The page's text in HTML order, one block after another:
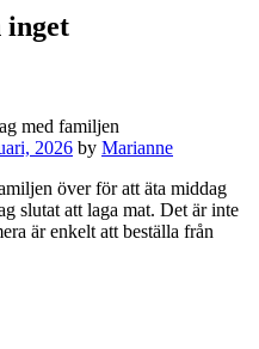
inget
med familjen
2026 by Marianne
över för att äta middag
slutat att laga mat. Det är inte
är enkelt att beställa från